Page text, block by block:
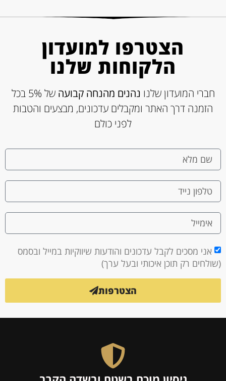
הצטרפו למועדון
הלקוחות שלנו
חברי המועדון שלנו נהנים מהנחה קבועה
של 5% בכל
הזמנה דרך האתר ומקבלים עדכונים, מבצעים והטבות
לפני כולם
אני מסכים לקבל עדכונים והודעות שיווקיות במייל ובסמס
(שולחים רק תוכן איכותי ובעל ערך)
הצטרפות